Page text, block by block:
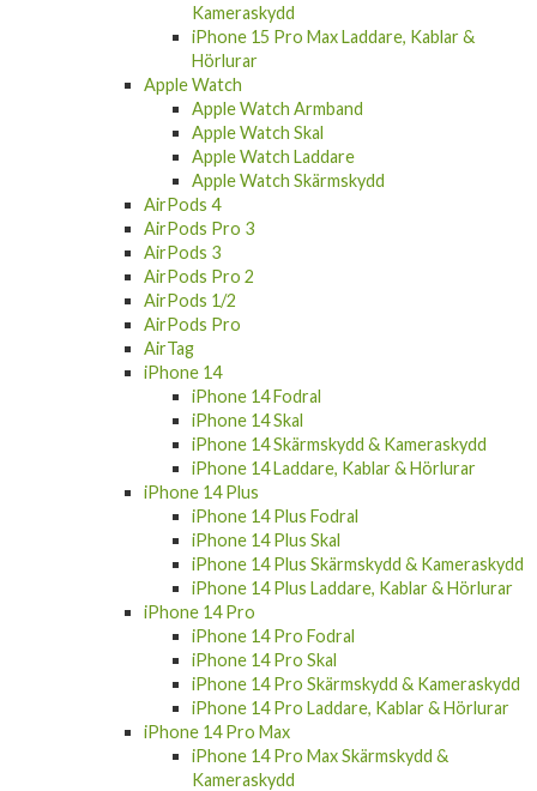
Kameraskydd
iPhone 15 Pro Max Laddare, Kablar &
Hörlurar
Apple Watch
Apple Watch Armband
Apple Watch Skal
Apple Watch Laddare
Apple Watch Skärmskydd
AirPods 4
AirPods Pro 3
AirPods 3
AirPods Pro 2
AirPods 1/2
AirPods Pro
AirTag
iPhone 14
iPhone 14 Fodral
iPhone 14 Skal
iPhone 14 Skärmskydd & Kameraskydd
iPhone 14 Laddare, Kablar & Hörlurar
iPhone 14 Plus
iPhone 14 Plus Fodral
iPhone 14 Plus Skal
iPhone 14 Plus Skärmskydd & Kameraskydd
iPhone 14 Plus Laddare, Kablar & Hörlurar
iPhone 14 Pro
iPhone 14 Pro Fodral
iPhone 14 Pro Skal
iPhone 14 Pro Skärmskydd & Kameraskydd
iPhone 14 Pro Laddare, Kablar & Hörlurar
iPhone 14 Pro Max
iPhone 14 Pro Max Skärmskydd &
Kameraskydd